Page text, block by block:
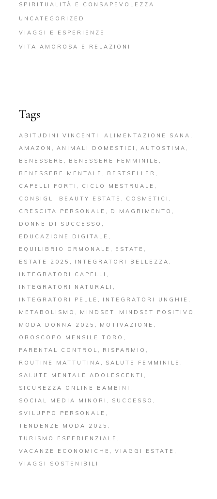
SPIRITUALITÀ E CONSAPEVOLEZZA
UNCATEGORIZED
VIAGGI E ESPERIENZE
VITA AMOROSA E RELAZIONI
Tags
ABITUDINI VINCENTI
ALIMENTAZIONE SANA
AMAZON
ANIMALI DOMESTICI
AUTOSTIMA
BENESSERE
BENESSERE FEMMINILE
BENESSERE MENTALE
BESTSELLER
CAPELLI FORTI
CICLO MESTRUALE
CONSIGLI BEAUTY ESTATE
COSMETICI
CRESCITA PERSONALE
DIMAGRIMENTO
DONNE DI SUCCESSO
EDUCAZIONE DIGITALE
EQUILIBRIO ORMONALE
ESTATE
ESTATE 2025
INTEGRATORI BELLEZZA
INTEGRATORI CAPELLI
INTEGRATORI NATURALI
INTEGRATORI PELLE
INTEGRATORI UNGHIE
METABOLISMO
MINDSET
MINDSET POSITIVO
MODA DONNA 2025
MOTIVAZIONE
OROSCOPO MENSILE TORO
PARENTAL CONTROL
RISPARMIO
ROUTINE MATTUTINA
SALUTE FEMMINILE
SALUTE MENTALE ADOLESCENTI
SICUREZZA ONLINE BAMBINI
SOCIAL MEDIA MINORI
SUCCESSO
SVILUPPO PERSONALE
TENDENZE MODA 2025
TURISMO ESPERIENZIALE
VACANZE ECONOMICHE
VIAGGI ESTATE
VIAGGI SOSTENIBILI